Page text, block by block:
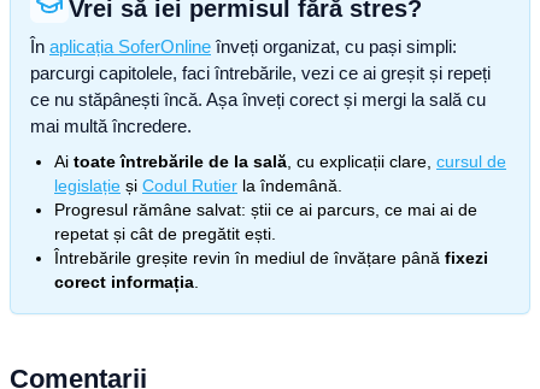
Vrei să iei permisul fără stres?
În aplicația SoferOnline înveți organizat, cu pași simpli:
parcurgi capitolele, faci întrebările, vezi ce ai greșit și repeți
ce nu stăpânești încă. Așa înveți corect și mergi la sală cu
mai multă încredere.
Ai toate întrebările de la sală , cu explicații clare, cursul de
legislație și Codul Rutier la îndemână.
Progresul rămâne salvat: știi ce ai parcurs, ce mai ai de
repetat și cât de pregătit ești.
Întrebările greșite revin în mediul de învățare până fixezi
corect informația
Comentarii